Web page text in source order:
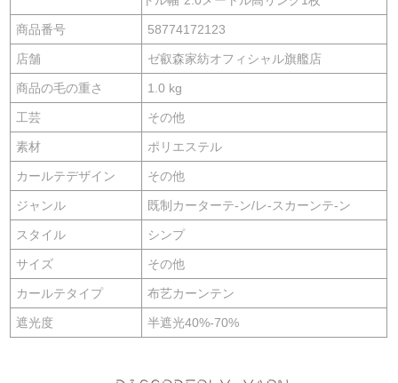
商品番号 58774172123
店舗 ゼ叡森家紡オフィシャル旗艦店
商品の毛の重さ 1.0 kg
工芸 その他
素材 ポリエステル
カールテデザイン その他
ジャンル 既制カーターテ-ン/レ-スカーンテ-ン
スタイル シンプ
サイズ その他
カールテタイプ 布艺カーンテン
遮光度 半遮光40%-70%